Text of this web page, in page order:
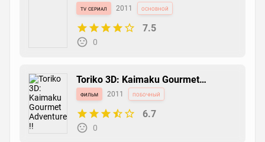
tv сериал 2011 основной
7.5
0
Toriko 3D: Kaimaku Gourmet
Adventure!!
фильм 2011 побочный
6.7
0